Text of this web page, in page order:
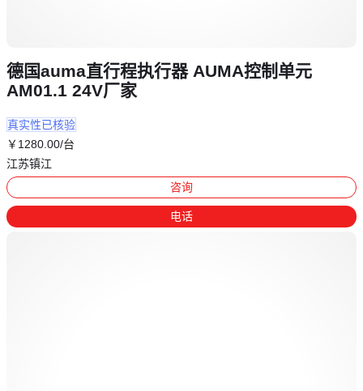
德国auma直行程执行器 AUMA控制单元
AM01.1 24V厂家
真实性已核验
￥ 1280 .00/台
江苏镇江
咨询
电话